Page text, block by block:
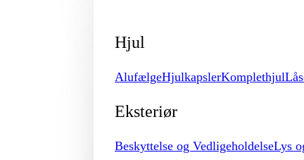
Hjul
AlufælgeHjulkapslerKomplethjul
Eksteriør
Beskyttelse og VedligeholdelseLys